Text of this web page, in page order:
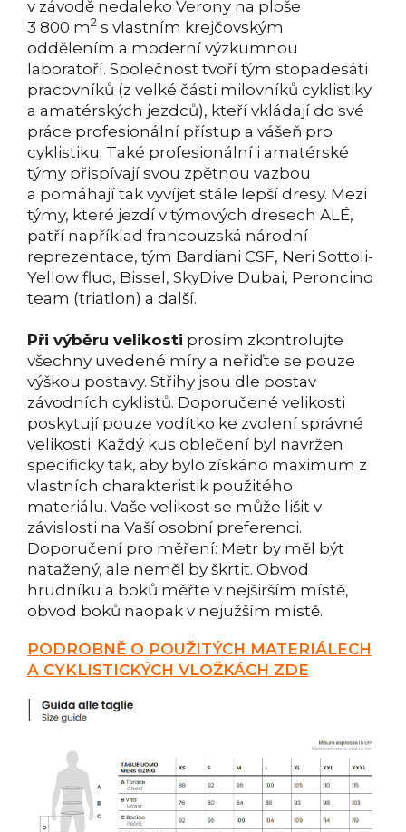
v závodě nedaleko Verony na ploše
3 800 m2 s vlastním krejčovským
oddělením a moderní výzkumnou
laboratoří. Společnost tvoří tým stopadesáti
pracovníků (z velké části milovníků cyklistiky
a amatérských jezdců), kteří vkládají do své
práce profesionální přístup a vášeň pro
cyklistiku. Také profesionální i amatérské
týmy přispívají svou zpětnou vazbou
a pomáhají tak vyvíjet stále lepší dresy. Mezi
týmy, které jezdí v týmových dresech ALÉ,
patří například francouzská národní
reprezentace, tým Bardiani CSF, Neri Sottoli-
Yellow fluo, Bissel, SkyDive Dubai, Peroncino
team (triatlon) a další.
Při výběru velikosti prosím zkontrolujte
všechny uvedené míry a neřiďte se pouze
výškou postavy. Střihy jsou dle postav
závodních cyklistů. Doporučené velikosti
poskytují pouze vodítko ke zvolení správné
velikosti. Každý kus oblečení byl navržen
specificky tak, aby bylo získáno maximum z
vlastních charakteristik použitého
materiálu. Vaše velikost se může lišit v
závislosti na Vaší osobní preferenci.
Doporučení pro měření: Metr by měl být
natažený, ale neměl by škrtit. Obvod
hrudníku a boků měřte v nejširším místě,
obvod boků naopak v nejužším místě.
PODROBNĚ O POUŽITÝCH MATERIÁLECH
A CYKLISTICKÝCH VLOŽKÁCH ZDE